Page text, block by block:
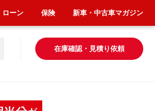
在庫確認・見積り依頼
ローン 保険 新車・中古車マガジン